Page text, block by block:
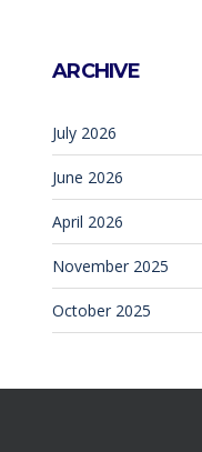
ARCHIVE
July 2026
June 2026
April 2026
November 2025
October 2025